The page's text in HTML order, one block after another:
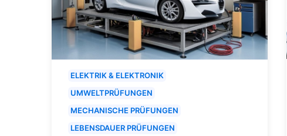
ELEKTRIK & ELEKTRONIK
UMWELTPRÜFUNGEN
MECHANISCHE PRÜFUNGEN
LEBENSDAUER PRÜFUNGEN